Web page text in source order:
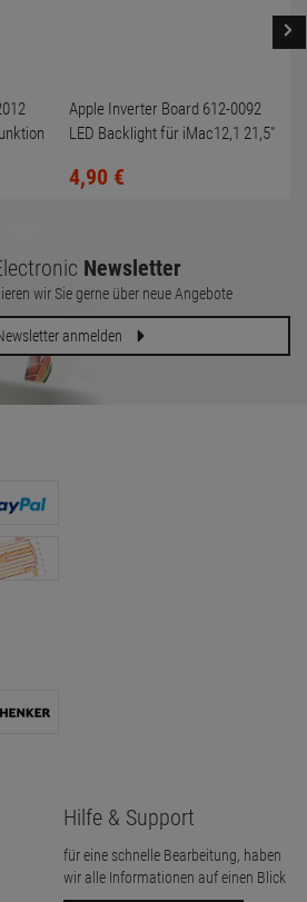
Apple Inverter Board 612-0092
LED Backlight für iMac12,1 21,5"
4,90 €
Newsletter
wir Sie gerne über neue Angebote
anmelden
Hilfe & Support
für eine schnelle Bearbeitung, haben
wir alle Informationen auf einen Blick